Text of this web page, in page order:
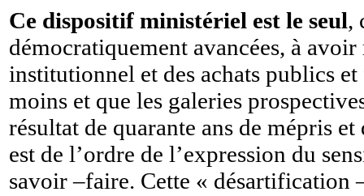
Ce dispositif ministériel est le seul,
démocratiquement avancées, à
institutionnel et des achats publics
moins et que les galeries
résultat de quarante ans de mépris
est de l’ordre de l’expression du
savoir –faire. Cette « désartification